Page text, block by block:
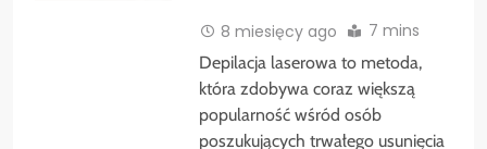
8 miesięcy ago 7 mins
Depilacja laserowa to metoda,
która zdobywa coraz większą
popularność wśród osób
poszukujących trwałego usunięcia